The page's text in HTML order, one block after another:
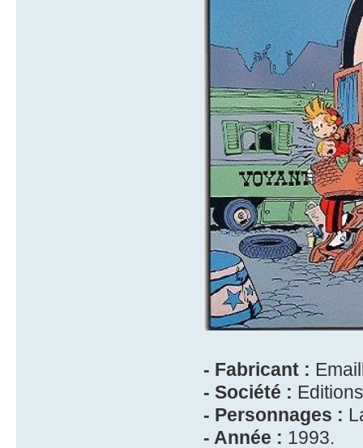
- Fabricant :
- Société :
- Personnages :
- Année : 1993.